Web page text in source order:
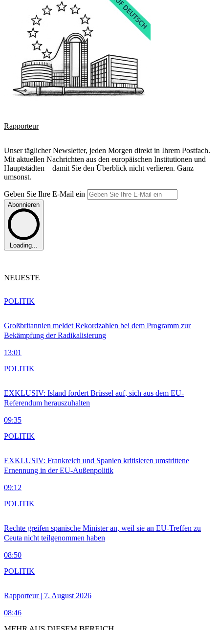
Rapporteur
Unser täglicher Newsletter, jeden Morgen direkt in Ihrem Postfach.
Mit aktuellen Nachrichten aus den europäischen Institutionen und
Hauptstädten – damit Sie den Überblick nicht verlieren. Ganz
umsonst.
Geben Sie Ihre E-Mail ein
Abonnieren
Loading...
NEUESTE
Großbritannien meldet Rekordzahlen bei dem Programm zur
Bekämpfung der Radikalisierung
13:01
POLITIK
EXKLUSIV: Island fordert Brüssel auf, sich aus dem EU-
Referendum herauszuhalten
09:35
POLITIK
EXKLUSIV: Frankreich und Spanien kritisieren umstrittene
Ernennung in der EU-Außenpolitik
09:12
POLITIK
Rechte greifen spanische Minister an, weil sie an EU-Treffen zu
Ceuta nicht teilgenommen haben
08:50
POLITIK
Rapporteur | 7. August 2026
08:46
POLITIK